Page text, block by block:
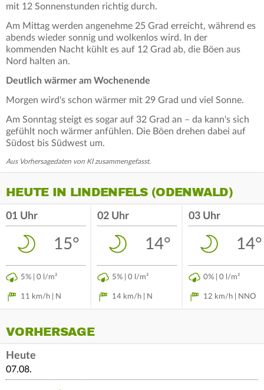
mit 12 Sonnenstunden richtig durch.
Am Mittag werden angenehme 25 Grad erreicht, während es
abends wieder sonnig und wolkenlos wird. In der
kommenden Nacht kühlt es auf 12 Grad ab, die Böen aus
Nord halten an.
Deutlich wärmer am Wochenende
Morgen wird's schon wärmer mit 29 Grad und viel Sonne.
Am Sonntag steigt es sogar auf 32 Grad an – da kann's sich
gefühlt noch wärmer anfühlen. Die Böen drehen dabei auf
Südost bis Südwest um.
Aus Vorhersagedaten von KI zusammengefasst.
HEUTE IN LINDENFELS (ODENWALD)
01 Uhr
15°
5% | 0 l/m²
11 km/h | N
02 Uhr
14°
5% | 0 l/m²
14 km/h | N
03 Uhr
14°
0% | 0 l/m²
12 km/h | NNO
VORHERSAGE
Heute
07.08.